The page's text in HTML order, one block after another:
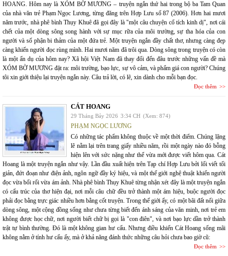
HOANG. Hôm nay là XÓM BỜ MƯƠNG – truyện ngắn thứ hai trong bộ ba Tam Quan
của nhà văn trẻ Phạm Ngọc Lương, từng đăng trên Hợp Lưu số 87 (2006). Hơn hai mươi
năm trước, nhà phê bình Thụy Khuê đã gọi đây là "một câu chuyện cổ tích kinh dị", nơi cái
chết của một dòng sông song hành với sự mục rữa của môi trường, sự tha hóa của con
người và số phận bi thảm của một đứa trẻ. Một truyện ngắn đầy chất thơ, nhưng càng đẹp
càng khiến người đọc rùng mình. Hai mươi năm đã trôi qua. Dòng sông trong truyện có còn
là một ẩn dụ của hôm nay? Xã hội Việt Nam đã thay đổi đến đâu trước những vấn đề mà
XÓM BỜ MƯƠNG đặt ra: môi trường, bạo lực, sự vô cảm, và phẩm giá con người? Chúng
tôi xin giới thiệu lại truyện ngắn này. Câu trả lời, có lẽ, xin dành cho mỗi bạn đọc.
Đọc thêm
CÁT HOANG
29 Tháng Bảy 2026 3:34 CH (Xem: 874)
PHẠM NGỌC LƯƠNG
Có những tác phẩm không thuộc về một thời điểm. Chúng lặng
lẽ nằm lại trên trang giấy nhiều năm, rồi một ngày nào đó bỗng
hiện lên với sức nặng như thể vừa mới được viết hôm qua. Cát
Hoang là một truyện ngắn như vậy. Lần đầu xuất hiện trên Tạp chí Hợp Lưu bởi lối viết tối
giản, đứt đoạn như điện ảnh, ngôn ngữ đầy ký hiệu, và một thế giới nghệ thuật khiến người
đọc vừa bối rối vừa ám ảnh. Nhà phê bình Thụy Khuê từng nhận xét đây là một truyện ngắn
có cấu trúc của thơ hiện đại, nơi mỗi câu chữ đều trở thành một ám hiệu, buộc người đọc
phải đọc bằng trực giác nhiều hơn bằng cốt truyện. Trong thế giới ấy, có một bãi đất nổi giữa
dòng sông, một cộng đồng sống như chưa từng biết đến ánh sáng của văn minh, nơi trẻ em
không được học chữ, nơi người biết chữ bị gọi là "con điên", và nơi bạo lực dần trở thành
trật tự bình thường. Đó là một không gian hư cấu. Nhưng điều khiến Cát Hoang sống mãi
không nằm ở tính hư cấu ấy, mà ở khả năng đánh thức những câu hỏi chưa bao giờ cũ:
Đọc thêm